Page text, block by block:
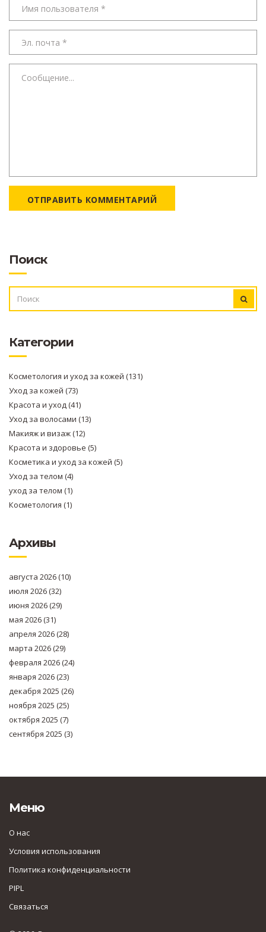
ОТПРАВИТЬ КОММЕНТАРИЙ
Поиск
Категории
Косметология и уход за кожей (131)
Уход за кожей (73)
Красота и уход(41)
Уход за волосами (13)
Макияж и визаж(12)
Красота и здоровье (5)
Косметика и уход за кожей (5)
Уход за телом (4)
уход за телом (1)
Косметология (1)
Архивы
августа 2026(10)
июля 2026(32)
июня 2026(29)
мая 2026(31)
апреля 2026(28)
марта 2026(29)
февраля 2026(24)
января 2026(23)
декабря 2025 (26)
ноября 2025 (25)
октября 2025 (7)
сентября 2025 (3)
Меню
О нас
Условия использования
Политика конфиденциальности
PIPL
Связаться